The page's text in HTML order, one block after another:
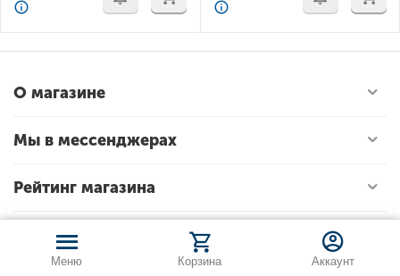
О магазине
Мы в мессенджерах
Рейтинг магазина
Меню Корзина Аккаунт